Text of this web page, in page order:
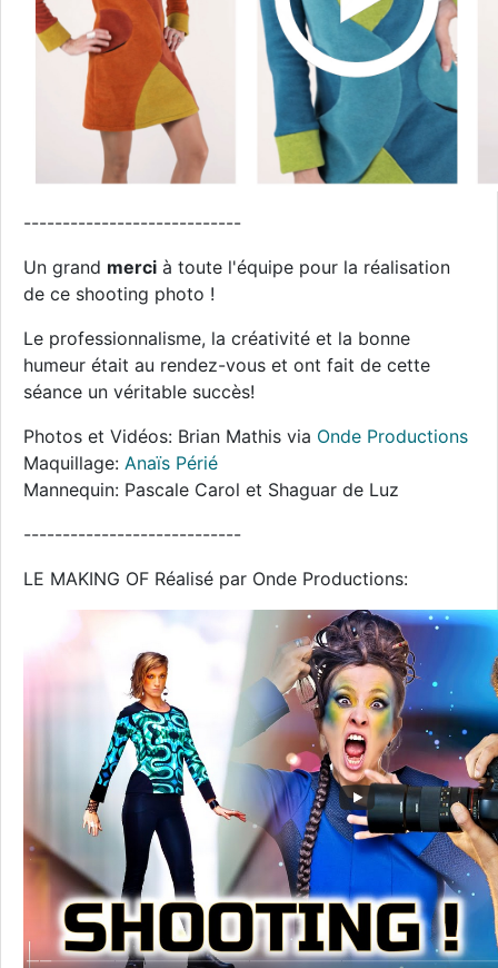
----------------------------
Un grand merci à toute l'équipe pour la réalisation
de ce shooting photo !
Le professionnalisme, la créativité et la bonne
humeur était au rendez-vous et ont fait de cette
séance un véritable succès!
Photos et Vidéos: Brian Mathis via Onde Productions
Maquillage: Anaïs Périé
Mannequin: Pascale Carol et Shaguar de Luz
----------------------------
LE MAKING OF Réalisé par Onde Productions: